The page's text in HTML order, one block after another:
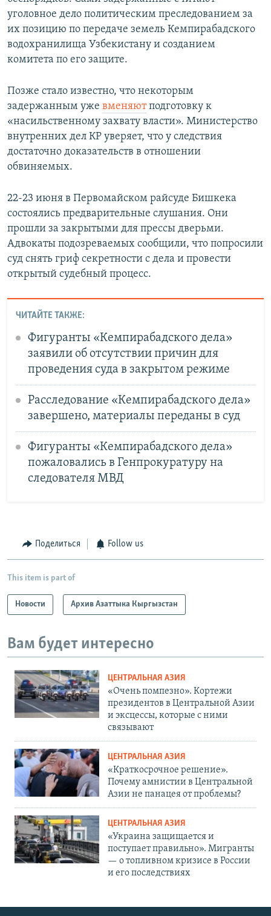
уголовное дело политическим преследованием за
их позицию по передаче земель Кемпирабадского
водохранилища Узбекистану и созданием
комитета по его защите.
Позже стало известно, что некоторым
задержанным уже вменяютподготовку к
«насильственному захвату власти». Министерство
внутренних дел КР уверяет, что у следствия
достаточно доказательств в отношении
обвиняемых.
22-23 июня в Первомайском райсуде Бишкека
состоялись предварительные слушания. Они
прошли за закрытыми для прессы дверьми.
Адвокаты подозреваемых сообщили, что попросили
суд снять гриф секретности с дела и провести
открытый судебный процесс.
ЧИТАЙТЕ ТАКЖЕ:
Фигуранты «Кемпирабадского дела»
заявили об отсутствии причин для
проведения суда в закрытом режиме
Расследование «Кемпирабадского дела»
завершено, материалы переданы в суд
Фигуранты «Кемпирабадского дела»
пожаловались в Генпрокуратуру на
следователя МВД
Поделиться Follow us
This item is part of
Новости Архив Азаттыка Кыргызстан
Вам будет интересно
ЦЕНТРАЛЬНАЯ АЗИЯ
«Очень помпезно». Кортежи
президентов в Центральной Азии
и эксцессы, которые с ними
связывают
ЦЕНТРАЛЬНАЯ АЗИЯ
«Краткосрочное решение».
Почему амнистии в Центральной
Азии не панацея от проблемы?
ЦЕНТРАЛЬНАЯ АЗИЯ
«Украина защищается и
поступает правильно». Мигранты
— о топливном кризисе в России
и его последствиях